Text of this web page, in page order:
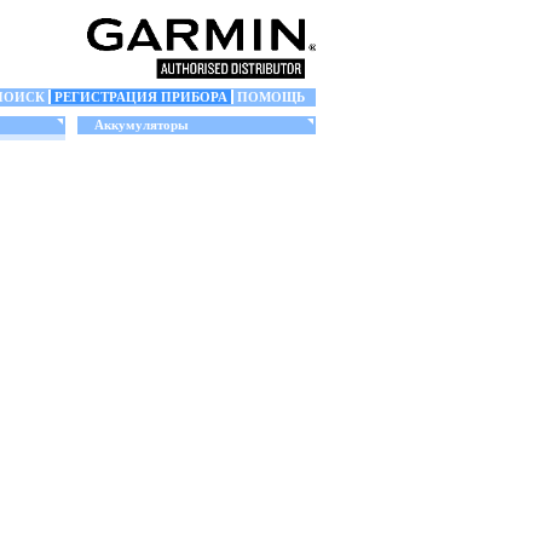
РЕГИСТРАЦИЯ ПРИБОРА
ПОМОЩЬ
Аккумуляторы